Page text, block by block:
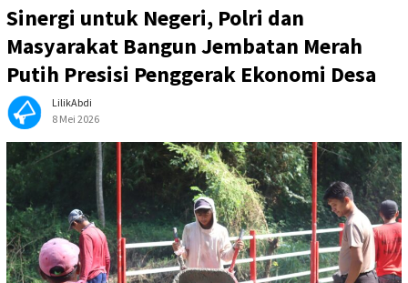
Sinergi untuk Negeri, Polri dan
Masyarakat Bangun Jembatan Merah
Putih Presisi Penggerak Ekonomi Desa
LilikAbdi
8 Mei 2026